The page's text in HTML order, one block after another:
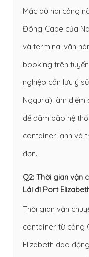
Mặc dù hai cảng
Đông Cape của
và terminal vận
booking trên
nghiệp cần lưu ý
Ngqura) làm điểm
để đảm bảo hệ
container lạnh và
đơn.
Q2: Thời gian vận
Lái đi Port
Thời gian vận
container từ cảng
Elizabeth dao